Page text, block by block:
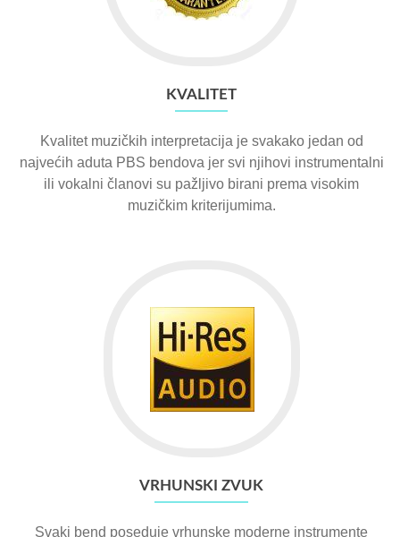
KVALITET
Kvalitet muzičkih interpretacija je svakako jedan od
najvećih aduta PBS bendova jer svi njihovi instrumentalni
ili vokalni članovi su pažljivo birani prema visokim
muzičkim kriterijumima.
VRHUNSKI ZVUK
Svaki bend poseduje vrhunske moderne instrumente